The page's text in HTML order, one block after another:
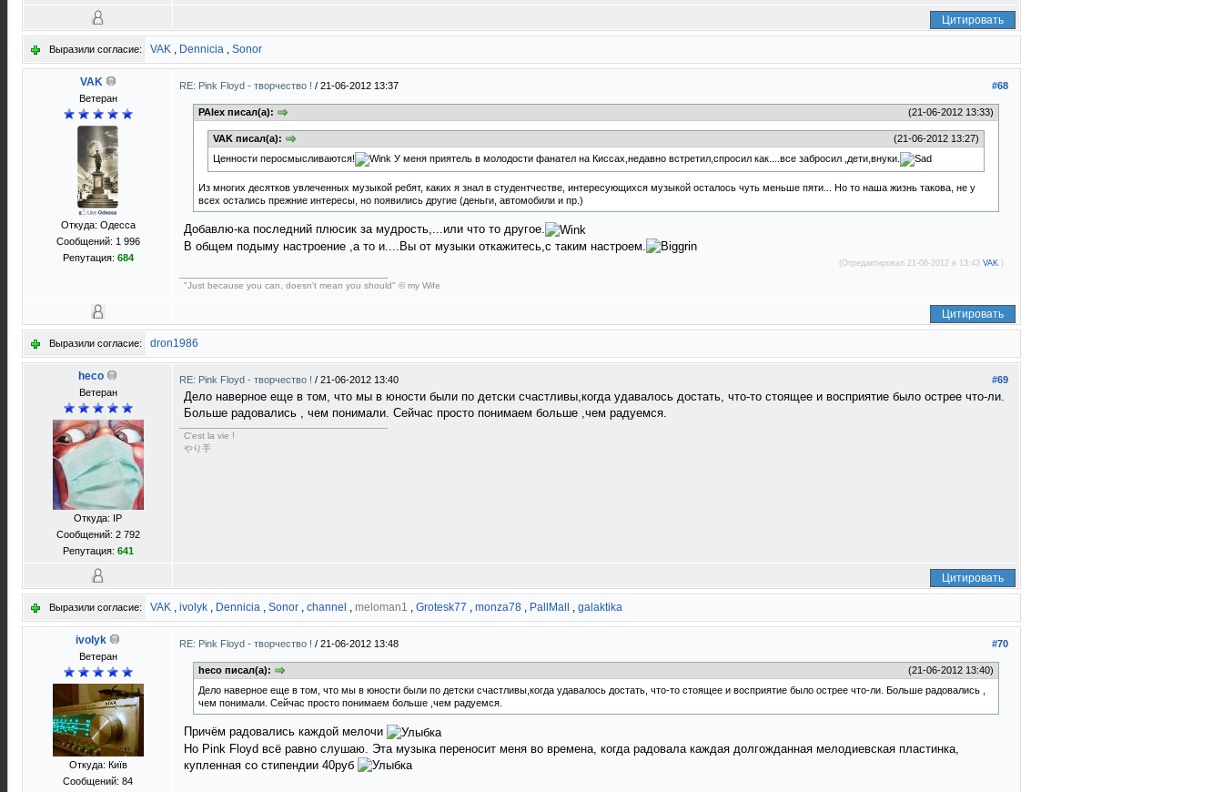
Цитировать
Выразили согласие: VAK , Dennicia , Sonor
VAK
Ветеран
Откуда: Одесса
Сообщений: 1 996
Репутация: 684
#68
RE: Pink Floyd - творчество ! / 21-06-2012 13:37
(21-06-2012 13:33)
PAlex писал(а):
(21-06-2012 13:27)
VAK писал(а):
Ценности перосмысливаются!
У меня приятель в молодости фанател на Киссах,недавно встретил,спросил как....все забросил ,дети,внуки.
Из многих десятков увлеченных музыкой ребят, каких я знал в студентчестве, интересующихся музыкой осталось чуть меньше пяти... Но то наша жизнь такова, не у
всех остались прежние интересы, но появились другие (деньги, автомобили и пр.)
Добавлю-ка последний плюсик за мудрость,...или что то другое.
В общем подыму настроение ,а то и....Вы от музыки откажитесь,с таким настроем.
(Отредактировал 21-06-2012 в 13:43 VAK.)
"Just because you can, doesn't mean you should" © my Wife
Цитировать
Выразили согласие: dron1986
heco
Ветеран
Откуда: IP
Сообщений: 2 792
Репутация: 641
#69
RE: Pink Floyd - творчество ! / 21-06-2012 13:40
Дело наверное еще в том, что мы в юности были по детски счастливы,когда удавалось достать, что-то стоящее и восприятие было острее что-ли.
Больше радовались , чем понимали. Сейчас просто понимаем больше ,чем радуемся.
C'est la vie !
やり手
Цитировать
Выразили согласие: VAK , ivolyk , Dennicia , Sonor , channel , meloman1 , Grotesk77 , monza78 , PallMall , galaktika
ivolyk
Ветеран
Откуда: Київ
Сообщений: 84
#70
RE: Pink Floyd - творчество ! / 21-06-2012 13:48
(21-06-2012 13:40)
heco писал(а):
Дело наверное еще в том, что мы в юности были по детски счастливы,когда удавалось достать, что-то стоящее и восприятие было острее что-ли. Больше радовались ,
чем понимали. Сейчас просто понимаем больше ,чем радуемся.
Причём радовались каждой мелочи
Но Pink Floyd всё равно слушаю. Эта музыка переносит меня во времена, когда радовала каждая долгожданная мелодиевская пластинка,
купленная со стипендии 40руб